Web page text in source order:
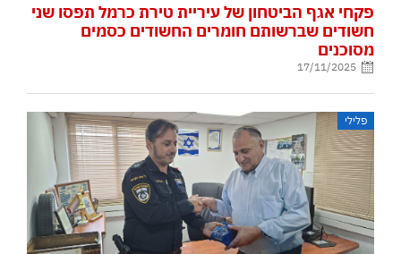
פקחי אגף הביטחון של עיריית טירת כרמל תפסו שני
חשודים שברשותם חומרים החשודים כסמים
מסוכנים
17/11/2025
פלילי